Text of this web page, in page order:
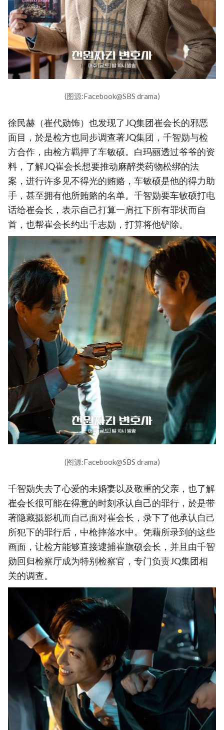
(图源:Facebook@SBS drama)
徐民赫（崔代勋饰）也发现了JQ集团崔会长的邪恶
面目，於是检方也同步调查著JQ集团，千智勋与检
方合作，由检方羁押了车敏硕。白玛丽透过爷爷的资
料，了解JQ崔会长想要推动麻醉类药物松绑的法
案，进行许多见不得光的贿赂，车敏硕是他的得力助
手，甚至拥有他所贿赂的名单。千智勋要车敏硕打电
话给崔会长，表示自己打算一肩扛下所有罪状而自
首，也帮崔会长约出千志勋，打算将他铲除。
(图源:Facebook@SBS drama)
千智勋失去了心爱的未婚妻以及敬重的父亲，也了解
崔会长很可能在得意的时刻承认自己的罪行，於是带
著隐藏摄影机而自己面对崔会长，录下了他承认自己
所犯下的罪行后，中枪摔落水中。凭藉所录到的这些
画面，让检方能够直接逮捕崔旗硕会长，并且由千智
勋回归检察厅成为特别检察官，专门负责JQ集团相
关的调查。